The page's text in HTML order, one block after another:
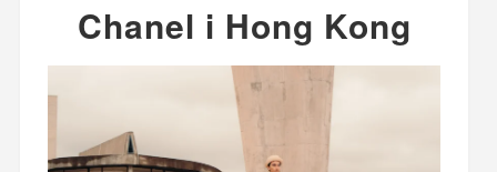
Chanel i Hong Kong